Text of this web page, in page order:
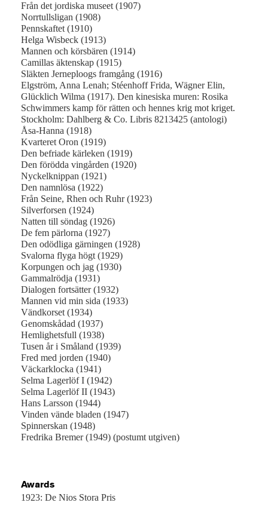
Från det jordiska museet (1907)
Norrtullsligan (1908)
Pennskaftet (1910)
Helga Wisbeck (1913)
Mannen och körsbären (1914)
Camillas äktenskap (1915)
Släkten Jerneploogs framgång (1916)
Elgström, Anna Lenah; Stéenhoff Frida, Wägner Elin,
Glücklich Wilma (1917). Den kinesiska muren: Rosika
Schwimmers kamp för rätten och hennes krig mot kriget.
Stockholm: Dahlberg & Co. Libris 8213425 (antologi)
Åsa-Hanna (1918)
Kvarteret Oron (1919)
Den befriade kärleken (1919)
Den förödda vingården (1920)
Nyckelknippan (1921)
Den namnlösa (1922)
Från Seine, Rhen och Ruhr (1923)
Silverforsen (1924)
Natten till söndag (1926)
De fem pärlorna (1927)
Den odödliga gärningen (1928)
Svalorna flyga högt (1929)
Korpungen och jag (1930)
Gammalrödja (1931)
Dialogen fortsätter (1932)
Mannen vid min sida (1933)
Vändkorset (1934)
Genomskådad (1937)
Hemlighetsfull (1938)
Tusen år i Småland (1939)
Fred med jorden (1940)
Väckarklocka (1941)
Selma Lagerlöf I (1942)
Selma Lagerlöf II (1943)
Hans Larsson (1944)
Vinden vände bladen (1947)
Spinnerskan (1948)
Fredrika Bremer (1949) (postumt utgiven)
Awards
1923: De Nios Stora Pris